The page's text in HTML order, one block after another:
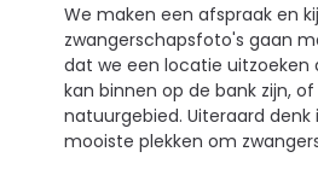
We maken een afspraak en
zwangerschapsfoto's gaan
dat we een locatie uitzoeken
kan binnen op de bank zijn,
natuurgebied. Uiteraard
mooiste plekken om